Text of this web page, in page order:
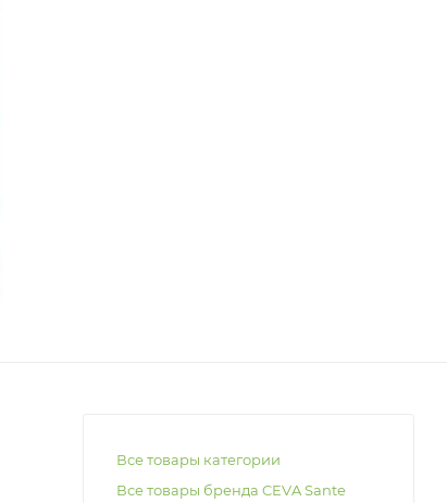
Все товары категории
Все товары бренда CEVA Sante